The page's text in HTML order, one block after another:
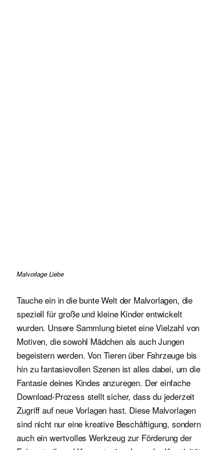
Malvorlage Liebe
Tauche ein in die bunte Welt der Malvorlagen, die
speziell für große und kleine Kinder entwickelt
wurden. Unsere Sammlung bietet eine Vielzahl von
Motiven, die sowohl Mädchen als auch Jungen
begeistern werden. Von Tieren über Fahrzeuge bis
hin zu fantasievollen Szenen ist alles dabei, um die
Fantasie deines Kindes anzuregen. Der einfache
Download-Prozess stellt sicher, dass du jederzeit
Zugriff auf neue Vorlagen hast. Diese Malvorlagen
sind nicht nur eine kreative Beschäftigung, sondern
auch ein wertvolles Werkzeug zur Förderung der